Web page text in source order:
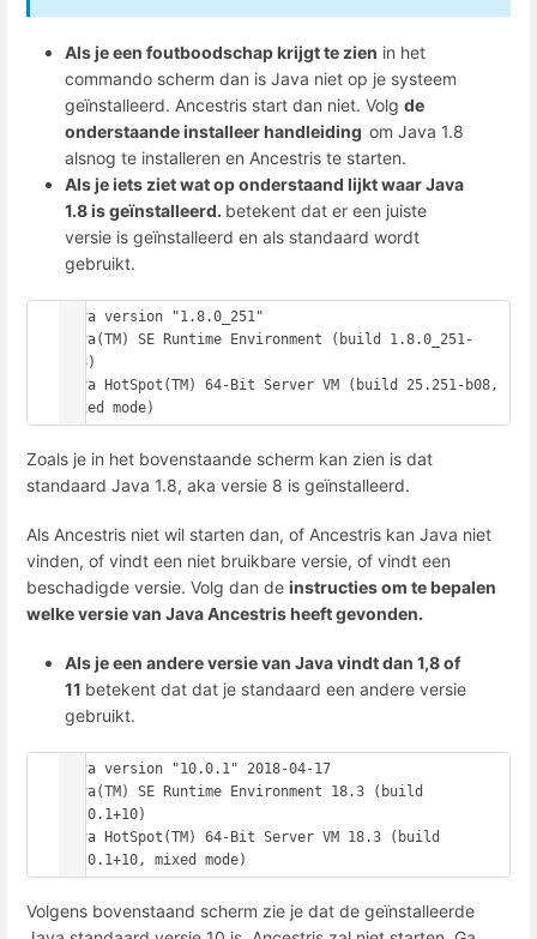
Als je een foutboodschap krijgt te zien in het
commando scherm dan is Java niet op je systeem
geïnstalleerd. Ancestris start dan niet. Volg de
onderstaande installeer handleiding om Java 1.8
alsnog te installeren en Ancestris te starten.
Als je iets ziet wat op onderstaand lijkt waar Java
1.8 is geïnstalleerd. betekent dat er een juiste
versie is geïnstalleerd en als standaard wordt
gebruikt.
java version "1.8.0_251"
Java(TM) SE Runtime Environment (build 1.8.0_251-
b08)
Java HotSpot(TM) 64-Bit Server VM (build 25.251-b08,
mixed mode)
Zoals je in het bovenstaande scherm kan zien is dat
standaard Java 1.8, aka versie 8 is geïnstalleerd.
Als Ancestris niet wil starten dan, of Ancestris kan Java niet
vinden, of vindt een niet bruikbare versie, of vindt een
beschadigde versie. Volg dan de instructies om te bepalen
welke versie van Java Ancestris heeft gevonden.
Als je een andere versie van Java vindt dan 1,8 of
11 betekent dat dat je standaard een andere versie
gebruikt.
java version "10.0.1" 2018-04-17
Java(TM) SE Runtime Environment 18.3 (build
10.0.1+10)
Java HotSpot(TM) 64-Bit Server VM 18.3 (build
10.0.1+10, mixed mode)
Volgens bovenstaand scherm zie je dat de geïnstalleerde